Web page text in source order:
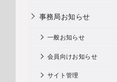
事務局お知らせ
一般お知らせ
会員向けお知らせ
サイト管理